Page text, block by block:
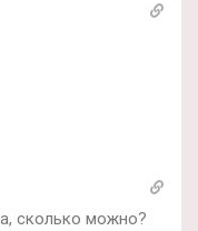
сколько можно?